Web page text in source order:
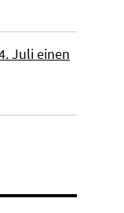
Juli einen